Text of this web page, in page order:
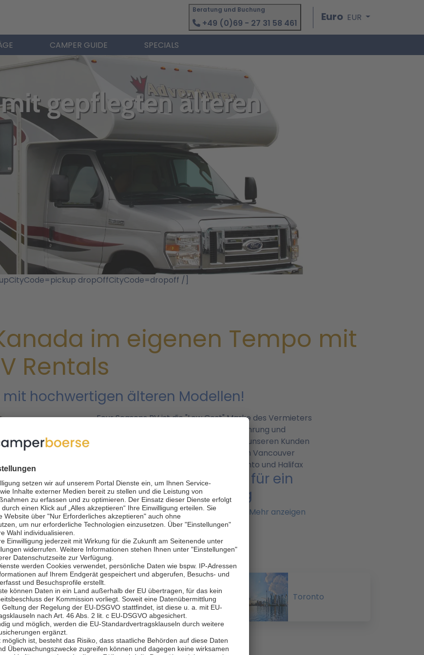
Beratung und Buchung
+49 (0)69 - 27 31 58 461 Euro EUR
CAMPER GUIDE SPECIALS
gepflegten älteren
dropOffCityCode=dropoff /]
im eigenen Tempo mit
Rentals
hochwertigen älteren Modellen!
Four Seasons RV ist die "Low Cost" Marke des Vermieters
Fraserway, der mit über 40 Jahren Erfahrung und
äusserst hochwertigen Fahrzeugen bei unseren Kunden
sehr beliebt ist. Die Fahrzeuge werden in Vancouver
(Abbotsford), Calgary, Edmonton, Toronto und Halifax
angeboten. Warum Sie sich für ein
Four Seasons Fahrzeug
entscheiden sollten?
Die Four Seasons Fahrzeuge kommen alle aus der
hochwertigen Fraserway-Flotte, sind zwischen 3 und
4 Jahre alt und bestens gewartet
Top Service: Auch bei Four Seasons werden die Kunden
gewohnt kompetent und freundlich bedient
Mit über 400 Fahrzeugen ist Four Seasons die grösste
"low cost" Wohnmobilvermietung mit einer
entsprechenden Auswahl in ganz Kanada
Four Seasons
FahrzeugflotteVom preiswerten Van für zwei
Personen, bis zum 29ft Wohnmobil C-XLarge für bis zu
Mehr anzeigen
Edmonton Halifax Toronto